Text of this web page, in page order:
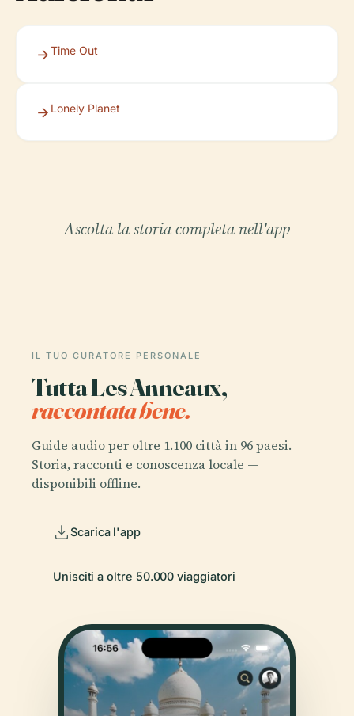
Time Out
Lonely Planet
Ascolta la storia completa nell'app
IL TUO CURATORE PERSONALE
Tutta Les Anneaux,
raccontata bene.
Guide audio per oltre 1.100 città in 96 paesi.
Storia, racconti e conoscenza locale —
disponibili offline.
Scarica l'app
Unisciti a oltre 50.000 viaggiatori